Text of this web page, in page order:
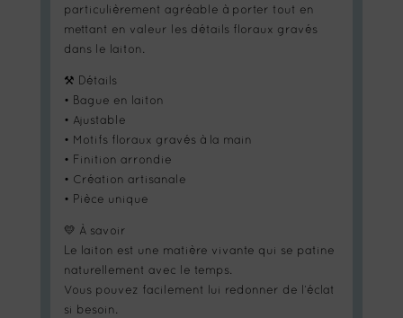
particulièrement agréable à porter tout en
mettant en valeur les détails floraux gravés
dans le laiton.
⚒️ Détails
• Bague en laiton
• Ajustable
• Motifs floraux gravés à la main
• Finition arrondie
• Création artisanale
• Pièce unique
💛 À savoir
Le laiton est une matière vivante qui se patine
naturellement avec le temps.
Vous pouvez facilement lui redonner de l’éclat
si besoin.